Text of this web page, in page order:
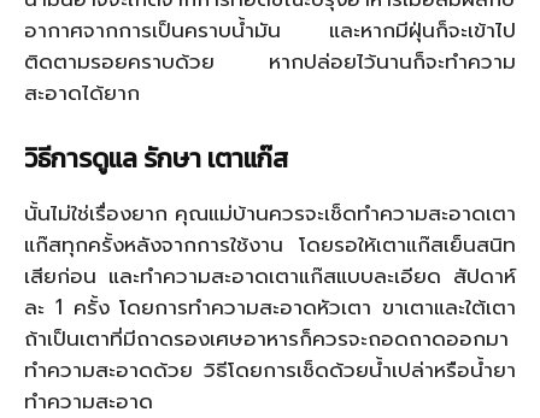
อากาศจากการเป็นคราบน้ำมัน และหากมีฝุ่นก็จะเข้าไป
ติดตามรอยคราบด้วย หากปล่อยไว้นานก็จะทำความ
สะอาดได้ยาก
วิธีการดูแล รักษา เตาแก๊ส
นั้นไม่ใช่เรื่องยาก คุณแม่บ้านควรจะเช็ดทำความสะอาดเตา
แก๊สทุกครั้งหลังจากการใช้งาน โดยรอให้เตาแก๊สเย็นสนิท
เสียก่อน และทำความสะอาดเตาแก๊สแบบละเอียด สัปดาห์
ละ 1 ครั้ง โดยการทำความสะอาดหัวเตา ขาเตาและใต้เตา
ถ้าเป็นเตาที่มีถาดรองเศษอาหารก็ควรจะถอดถาดออกมา
ทำความสะอาดด้วย วิธีโดยการเช็ดด้วยน้ำเปล่าหรือน้ำยา
ทำความสะอาด